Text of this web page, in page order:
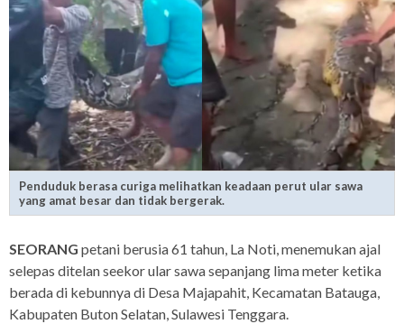
Penduduk berasa curiga melihatkan keadaan perut ular sawa
yang amat besar dan tidak bergerak.
SEORANG petani berusia 61 tahun, La Noti, menemukan ajal
selepas ditelan seekor ular sawa sepanjang lima meter ketika
berada di kebunnya di Desa Majapahit, Kecamatan Batauga,
Kabupaten Buton Selatan, Sulawesi Tenggara.